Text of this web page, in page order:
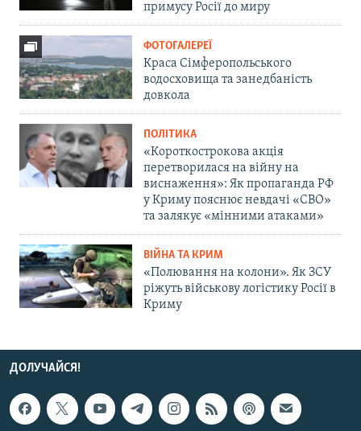
примусу Росії до миру
ФОТОГАЛЕРЕЇ
Краса Сімферопольського
водосховища та занедбаність
довкола
ПОЛІТИКА
«Короткострокова акція
перетворилася на війну на
виснаження»: Як пропаганда РФ
у Криму пояснює невдачі «СВО»
та залякує «мінними атаками»
ВІЙНА ТА КРИМ
«Полювання на колони». Як ЗСУ
ріжуть військову логістику Росії в
Криму
ДОЛУЧАЙСЯ!